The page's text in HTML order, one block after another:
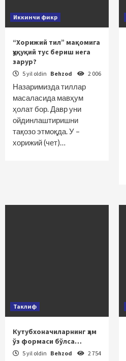
Иккинчи фикр
“Хорижий тил” мақомига
ҳуқуқий тус бериш нега
зарур?
5 yil oldin Behzod 2 006
Назаримизда тиллар
масаласида мавҳум
ҳолат бор. Давр уни
ойдинлаштиришни
тақозо этмоқда. У –
хорижий (чет)…
Таклиф
Кутубхоначиларнинг ҳам
ўз формаси бўлса…
5 yil oldin Behzod 2 754